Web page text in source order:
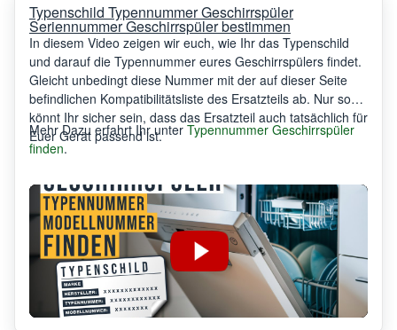
Typenschild Typennummer Geschirrspüler
Seriennummer Geschirrspüler bestimmen
In diesem Video zeigen wir euch, wie Ihr das Typenschild
und darauf die Typennummer eures Geschirrspülers findet.
Gleicht unbedingt diese Nummer mit der auf dieser Seite
befindlichen Kompatibilitätsliste des Ersatzteils ab. Nur so
könnt Ihr sicher sein, dass das Ersatzteil auch tatsächlich für
Euer Gerät passend ist.
Mehr Dazu erfahrt Ihr unter Typennummer Geschirrspüler
finden.